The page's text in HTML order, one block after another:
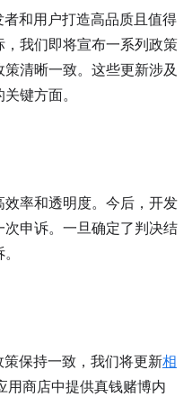
和用户打造高品质且值得
我们即将宣布一系列政策
清晰一致。这些更新涉及
键方面。
效率和透明度。今后，开发
申诉。一旦确定了判决结
保持一致，我们将更新相
用商店中提供真钱赌博内